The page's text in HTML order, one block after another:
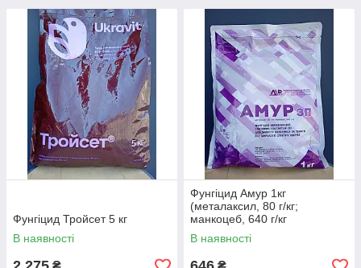
Фунгіцид Тройсет 5 кг
В наявності
Фунгіцид Амур 1кг
(металаксил, 80 г/кг;
манкоцеб, 640 г/кг
В наявності